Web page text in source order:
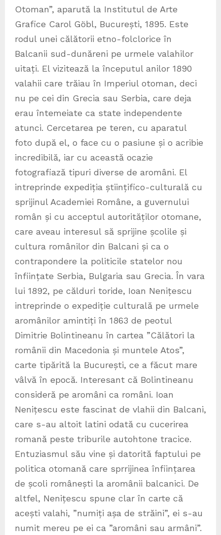
Otoman”, aparută la Institutul de Arte
Grafice Carol Göbl, București, 1895. Este
rodul unei călătorii etno-folclorice în
Balcanii sud-dunăreni pe urmele valahilor
uitați. El vizitează la începutul anilor 1890
valahii care trăiau în Imperiul otoman, deci
nu pe cei din Grecia sau Serbia, care deja
erau întemeiate ca state independente
atunci. Cercetarea pe teren, cu aparatul
foto după el, o face cu o pasiune și o acribie
incredibilă, iar cu această ocazie
fotografiază tipuri diverse de aromâni. El
intreprinde expediția științifico-culturală cu
sprijinul Academiei Române, a guvernului
român și cu acceptul autorităților otomane,
care aveau interesul să sprijine școlile și
cultura românilor din Balcani și ca o
contrapondere la politicile statelor nou
înființate Serbia, Bulgaria sau Grecia. În vara
lui 1892, pe călduri toride, Ioan Nenițescu
intreprinde o expediție culturală pe urmele
aromânilor amintiți în 1863 de peotul
Dimitrie Bolintineanu în cartea ”Călători la
românii din Macedonia și muntele Atos”,
carte tipărită la București, ce a făcut mare
vâlvă în epocă. Interesant că Bolintineanu
consideră pe aromâni ca români. Ioan
Nenițescu este fascinat de vlahii din Balcani,
care s-au altoit latini odată cu cucerirea
romană peste triburile autohtone tracice.
Entuziasmul său vine și datorită faptului pe
politica otomană care sprrijinea înființarea
de școli românești la aromânii balcanici. De
altfel, Nenițescu spune clar în carte că
acești valahi, ”numiți așa de străini”, ei s-au
numit mereu pe ei ca ”aromâni sau armâni”.